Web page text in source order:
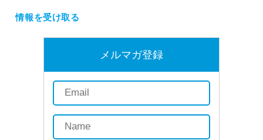
情報を受け取る
メルマガ登録